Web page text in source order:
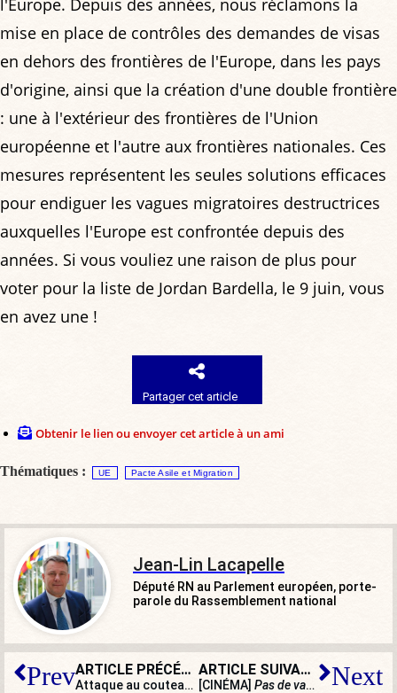
mise en place de contrôles des demandes de visas
en dehors des frontières de l'Europe, dans les pays
d'origine, ainsi que la création d'une double frontière
: une à l'extérieur des frontières de l'Union
européenne et l'autre aux frontières nationales. Ces
mesures représentent les seules solutions efficaces
pour endiguer les vagues migratoires destructrices
auxquelles l'Europe est confrontée depuis des
années. Si vous vouliez une raison de plus pour
voter pour la liste de Jordan Bardella, le 9 juin, vous
en avez une !
Partager cet article
Obtenir le lien ou envoyer cet article à un ami
Thématiques : UE Pacte Asile et Migration
Jean-Lin Lacapelle
Député RN au Parlement européen, porte-
parole du Rassemblement national
Prev ARTICLE PRÉCÉDENT
Attaque au couteau : un employé de boulangerie tué à Bagneux
ARTICLE SUIVANT
[CINÉMA] Pas de vagues , les
Next